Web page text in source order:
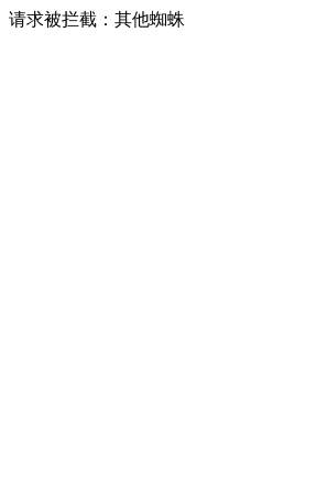
请求被拦截：其他蜘蛛